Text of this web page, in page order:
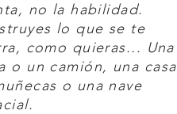
no la habilidad.
lo que se te
como quieras... Una
o un camión, una casa
o una nave